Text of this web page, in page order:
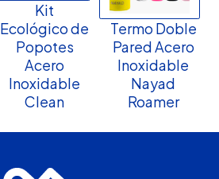
Kit
Ecológico de
Popotes
Acero
Inoxidable
Clean
Termo Doble
Pared Acero
Inoxidable
Nayad
Roamer